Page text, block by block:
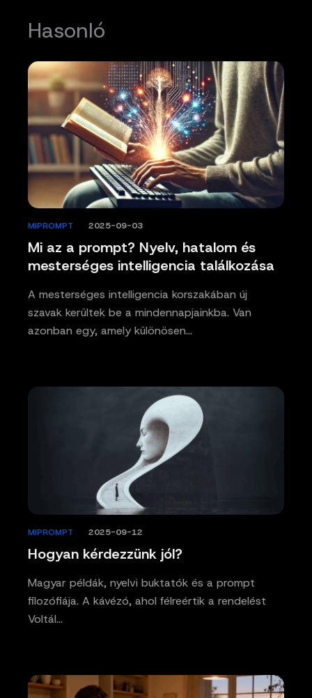
Hasonló
Mi az a prompt? Nyelv, hatalom és
mesterséges intelligencia találkozása
MIPROMPT 2025-09-03
A mesterséges intelligencia korszakában új
szavak kerültek be a mindennapjainkba. Van
azonban egy, amely különösen…
Hogyan kérdezzünk jól?
MIPROMPT 2025-09-12
Magyar példák, nyelvi buktatók és a prompt
filozófiája. A kávézó, ahol félreértik a rendelést
Voltál…